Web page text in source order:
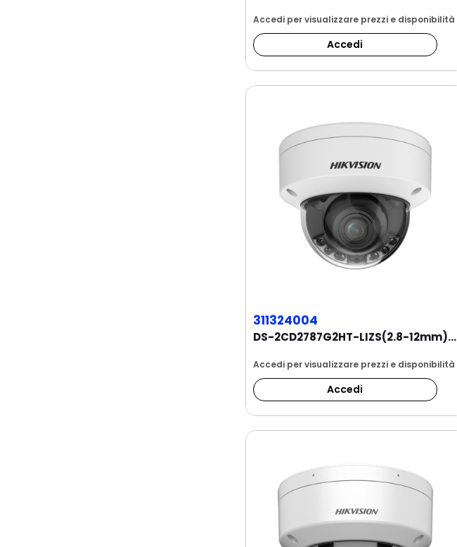
Accedi per visualizzare prezzi e disponibilità
Accedi
311324004
DS-2CD2787G2HT-LIZS(2.8-12mm) Telecamera Dome...
Accedi per visualizzare prezzi e disponibilità
Accedi